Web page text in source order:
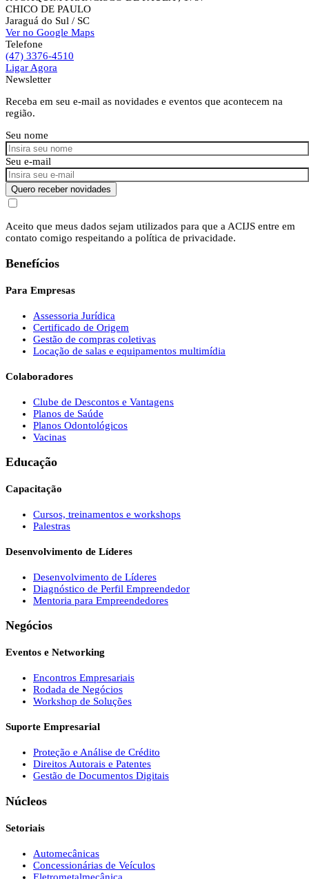
CHICO DE PAULO
Jaraguá do Sul / SC
Ver no Google Maps
Telefone
(47) 3376-4510
Ligar Agora
Newsletter
Receba em seu e-mail as novidades e eventos que acontecem na
região.
Seu nome
Seu e-mail
Quero receber novidades
Aceito que meus dados sejam utilizados para que a ACIJS entre em
contato comigo respeitando a política de privacidade.
Benefícios
Para Empresas
Assessoria Jurídica
Certificado de Origem
Gestão de compras coletivas
Locação de salas e equipamentos multimídia
Colaboradores
Clube de Descontos e Vantagens
Planos de Saúde
Planos Odontológicos
Vacinas
Educação
Capacitação
Cursos, treinamentos e workshops
Palestras
Desenvolvimento de Líderes
Desenvolvimento de Líderes
Diagnóstico de Perfil Empreendedor
Mentoria para Empreendedores
Negócios
Eventos e Networking
Encontros Empresariais
Rodada de Negócios
Workshop de Soluções
Suporte Empresarial
Proteção e Análise de Crédito
Direitos Autorais e Patentes
Gestão de Documentos Digitais
Núcleos
Setoriais
Automecânicas
Concessionárias de Veículos
Eletrometalmecânica